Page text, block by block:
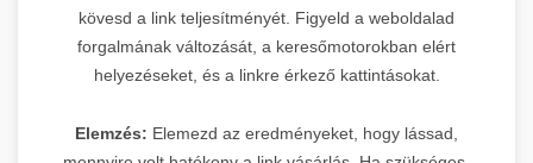
kövesd a link teljesítményét. Figyeld a weboldalad
forgalmának változását, a keresőmotorokban elért
helyezéseket, és a linkre érkező kattintásokat.
Elemzés: Elemezd az eredményeket, hogy lássad,